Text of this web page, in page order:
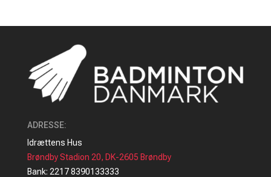
ADRESSE:
Idrættens Hus
Brøndby Stadion 20, DK-2605 Brøndby
Bank: 2217 8390133333